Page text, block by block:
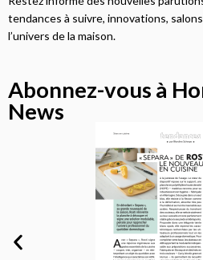
tendances à suivre, innovations,
l’univers de la maison.
Abonnez-vous à
News